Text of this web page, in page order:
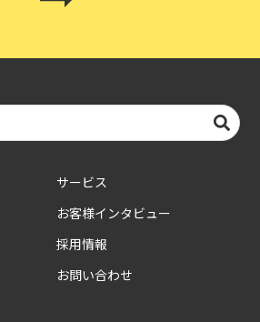
サービス
お客様インタビュー
採用情報
お問い合わせ